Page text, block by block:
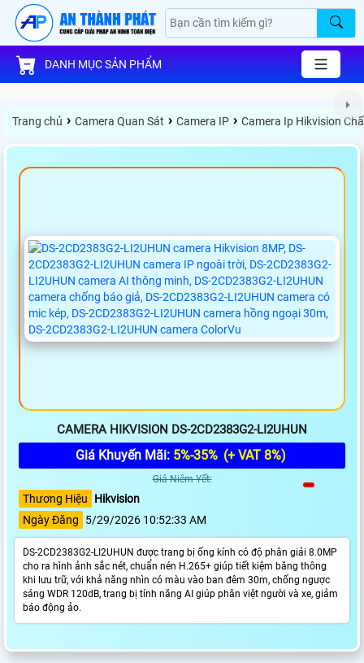
DANH MỤC SẢN PHẨM
Trang chủ › Camera Quan Sát › Camera IP › Camera Ip Hikvision
CAMERA HIKVISION DS-2CD2383G2-LI2UHUN
Giá Khuyến Mãi: 5%-35% (+ VAT 8%)
Giá Niêm Yết:
Thương Hiệu
Hikvision
Ngày Đăng
5/29/2026 10:52:33 AM
DS-2CD2383G2-LI2UHUN được trang bị ống kính có độ phân giải 8.0MP
cho ra hình ảnh sắc nét, chuẩn nén H.265+ giúp tiết kiệm băng thông
khi lưu trữ, với khả năng nhìn có màu vào ban đêm 30m, chống ngược
sáng WDR 120dB, trang bị tính năng AI giúp phân việt người và xe, giảm
báo động ảo.